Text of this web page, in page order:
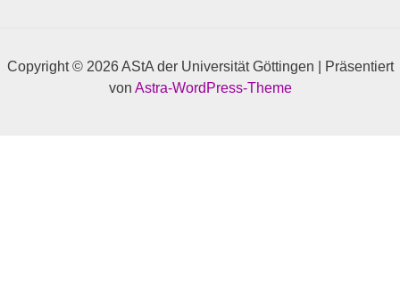
Copyright © 2026 AStA der Universität Göttingen | Präsentiert
von Astra-WordPress-Theme